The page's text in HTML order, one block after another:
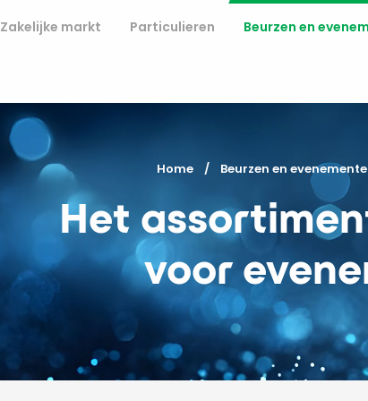
Zakelijke markt Particulieren Beurzen en
Home Beurzen en
Het
voor